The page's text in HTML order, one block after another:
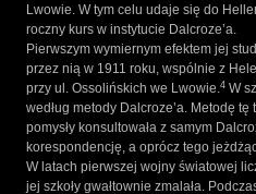
Lwowie. W tym celu udaje się do
roczny kurs w instytucie Dalcroze’a.
Pierwszym wymiernym efektem jej
przez nią w 1911 roku, wspólnie z
przy ul. Ossolińskich we Lwowie.4 W
według metody Dalcroze’a. Metodę
pomysły konsultowała z samym
korespondencję, a oprócz tego
W latach pierwszej wojny światowej
jej szkoły gwałtownie zmalała.